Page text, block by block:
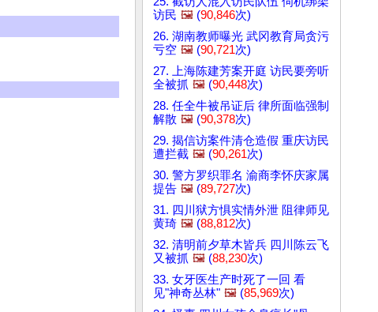
访民 🖼️ (90,846次)
26. 湖南教师曝光 武冈教育局贪污
亏空 🖼️ (90,721次)
27. 上海陈建芳案开庭 访民要旁听
全被抓 🖼️ (90,448次)
28. 任全牛被吊证后 律所面临强制
解散 🖼️ (90,378次)
29. 揭信访案件清仓造假 重庆访民
遭拦截 🖼️ (90,261次)
30. 警方罗织罪名 渝商李怀庆家属
提告 🖼️ (89,727次)
31. 四川狱方惧实情外泄 阻律师见
黄琦 🖼️ (88,812次)
32. 清明前夕草木皆兵 四川陈云飞
又被抓 🖼️ (88,230次)
33. 女牙医生产时死了一回 看
见"神奇丛林" 🖼️ (85,969次)